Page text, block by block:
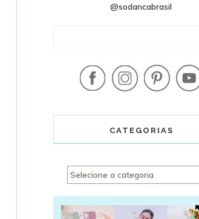
@sodancabrasil
CATEGORIAS